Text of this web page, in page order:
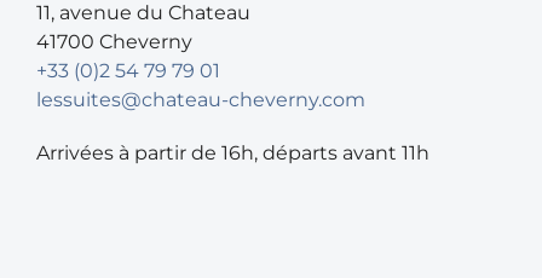
11, avenue du Chateau
41700 Cheverny
+33 (0)2 54 79 79 01
lessuites@chateau-cheverny.com
Arrivées à partir de 16h, départs avant 11h